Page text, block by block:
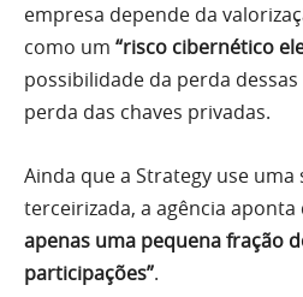
empresa depende da
como um “risco cibernético
possibilidade da perda
perda das chaves privadas.
Ainda que a Strategy use
terceirizada, a agência
apenas uma pequena fração
participações”.